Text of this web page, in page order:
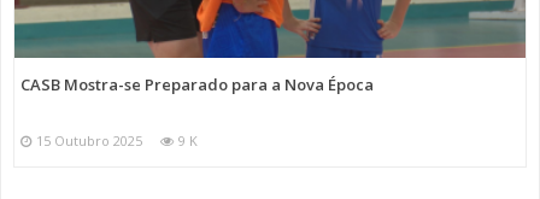
CASB Mostra-se Preparado para a Nova Época
15 Outubro 2025 9 K